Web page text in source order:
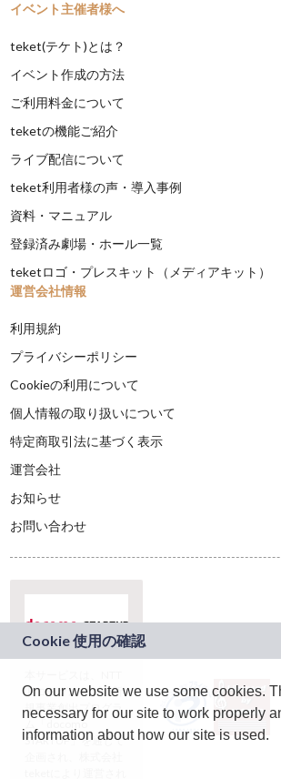
イベント主催者様へ
teket(テケト)とは？
イベント作成の方法
ご利用料金について
teketの機能ご紹介
ライブ配信について
teket利用者様の声・導入事例
資料・マニュアル
登録済み劇場・ホール一覧
teketロゴ・プレスキット（メディアキット）
運営会社情報
利用規約
プライバシーポリシー
Cookieの利用について
個人情報の取り扱いについて
特定商取引法に基づく表示
運営会社
お知らせ
お問い合わせ
ドコモグループの新
規事業創出プログラ
ム「docomo
STARTUP」を通じて
On our website we use some cookies.
necessary for our site to work properly
information about how our site is used.